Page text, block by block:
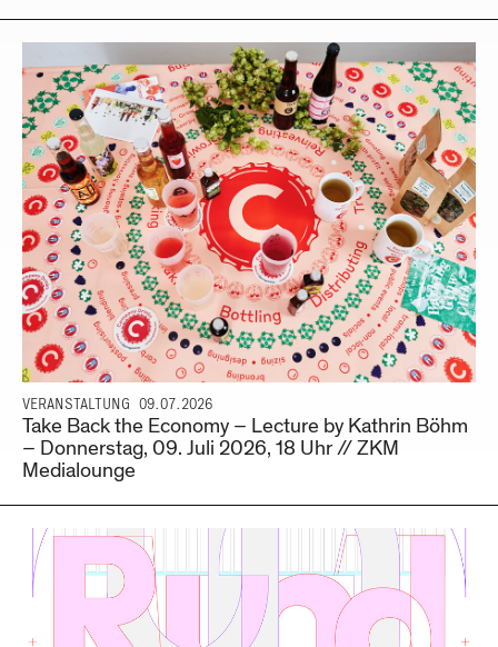
VERANSTALTUNG 09.07.2026
Take Back the Economy – Lecture by Kathrin Böhm
– Donnerstag, 09. Juli 2026, 18 Uhr // ZKM
Medialounge